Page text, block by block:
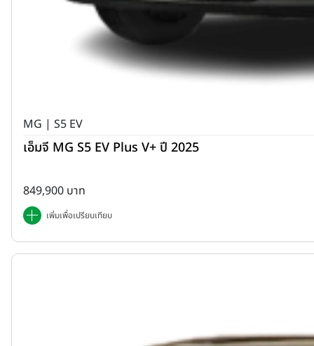
MG | S5 EV
เอ็มจี MG S5 EV Plus V+ ปี 2025
849,900 บาท
เพิ่มเพื่อเปรียบเทียบ